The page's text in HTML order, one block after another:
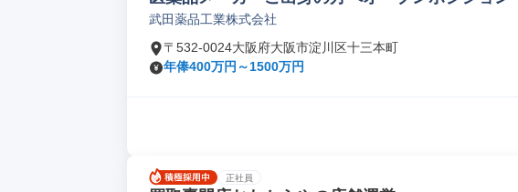
武田薬品工業株式会社
〒532-0024大阪府大阪市淀川区十三本町
年俸400万円～1500万円
正社員